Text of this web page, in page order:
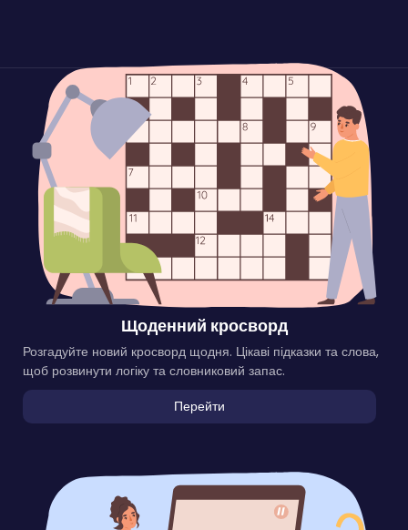
Щоденний кросворд
Розгадуйте новий кросворд щодня. Цікаві підказки та слова,
щоб розвинути логіку та словниковий запас.
Перейти